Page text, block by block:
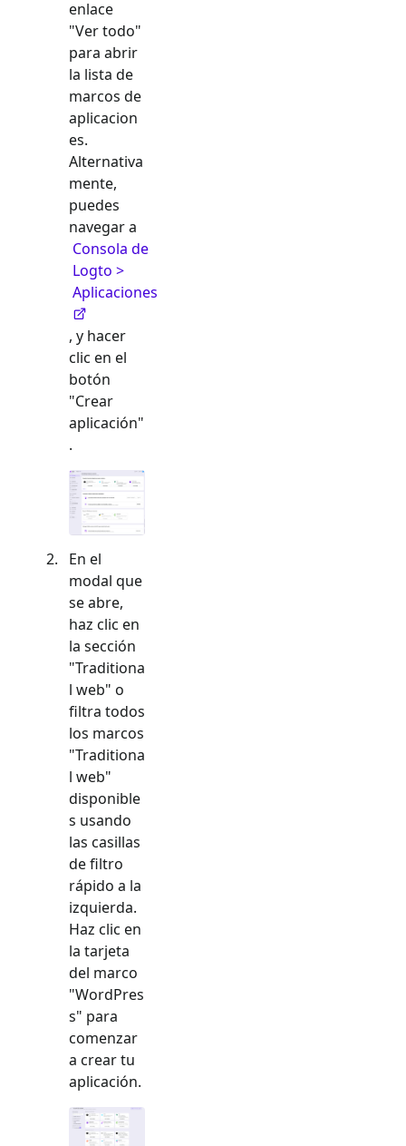
enlace
"Ver todo"
para abrir
la lista de
marcos de
aplicacion
es.
Alternativa
mente,
puedes
navegar a
Consola de
Logto >
Aplicaciones
, y hacer
clic en el
botón
"Crear
aplicación"
.
En el
modal que
se abre,
haz clic en
la sección
"Traditiona
l web" o
filtra todos
los marcos
"Traditiona
l web"
disponible
s usando
las casillas
de filtro
rápido a la
izquierda.
Haz clic en
la tarjeta
del marco
"WordPres
s" para
comenzar
a crear tu
aplicación.